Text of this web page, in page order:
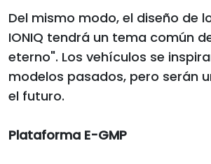
Del mismo modo, el diseño de
IONIQ tendrá un tema común
eterno". Los vehículos se
modelos pasados, pero serán
el futuro.
Plataforma E-GMP